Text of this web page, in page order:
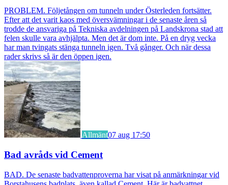
PROBLEM. Följetången om tunneln under Österleden fortsätter.
Efter att det varit kaos med översvämningar i de senaste åren så
trodde de ansvariga på Tekniska avdelningen på Landskrona stad att
felen skulle vara avhjälpta. Men det är dom inte. På en dryg vecka
har man tvingats stänga tunneln igen. Två gånger. Och när dessa
rader skrivs så är den öppen igen.
Allmänt07 aug 17:50
Bad avråds vid Cement
BAD. De senaste badvattenproverna har visat på anmärkningar vid